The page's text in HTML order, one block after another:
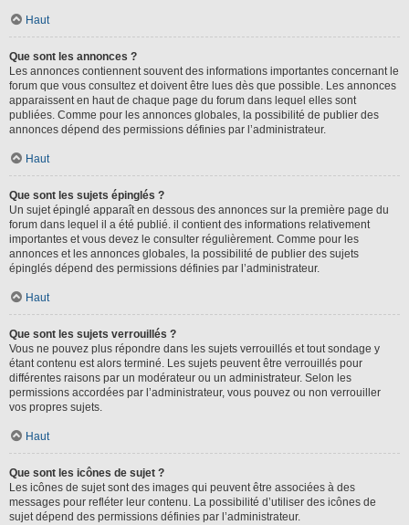
Haut
Que sont les annonces ?
Les annonces contiennent souvent des informations importantes concernant le
forum que vous consultez et doivent être lues dès que possible. Les annonces
apparaissent en haut de chaque page du forum dans lequel elles sont
publiées. Comme pour les annonces globales, la possibilité de publier des
annonces dépend des permissions définies par l’administrateur.
Haut
Que sont les sujets épinglés ?
Un sujet épinglé apparaît en dessous des annonces sur la première page du
forum dans lequel il a été publié. il contient des informations relativement
importantes et vous devez le consulter régulièrement. Comme pour les
annonces et les annonces globales, la possibilité de publier des sujets
épinglés dépend des permissions définies par l’administrateur.
Haut
Que sont les sujets verrouillés ?
Vous ne pouvez plus répondre dans les sujets verrouillés et tout sondage y
étant contenu est alors terminé. Les sujets peuvent être verrouillés pour
différentes raisons par un modérateur ou un administrateur. Selon les
permissions accordées par l’administrateur, vous pouvez ou non verrouiller
vos propres sujets.
Haut
Que sont les icônes de sujet ?
Les icônes de sujet sont des images qui peuvent être associées à des
messages pour refléter leur contenu. La possibilité d’utiliser des icônes de
sujet dépend des permissions définies par l’administrateur.